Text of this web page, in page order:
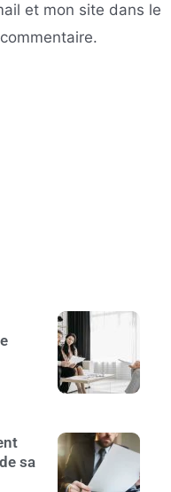
et mon site dans le
sa